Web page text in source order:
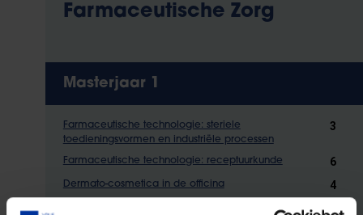
Farmaceutische Zorg
Masterjaar 1
Farmaceutische technologie: steriele
toedieningsvormen en industriële processen
3
Farmaceutische technologie: receptuurkunde 6
Dermato-cosmetica in de officina 4
Communicatie binnen de farmaceutische en